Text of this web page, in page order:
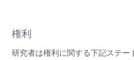
権利
研究者は権利に関する下記ステー